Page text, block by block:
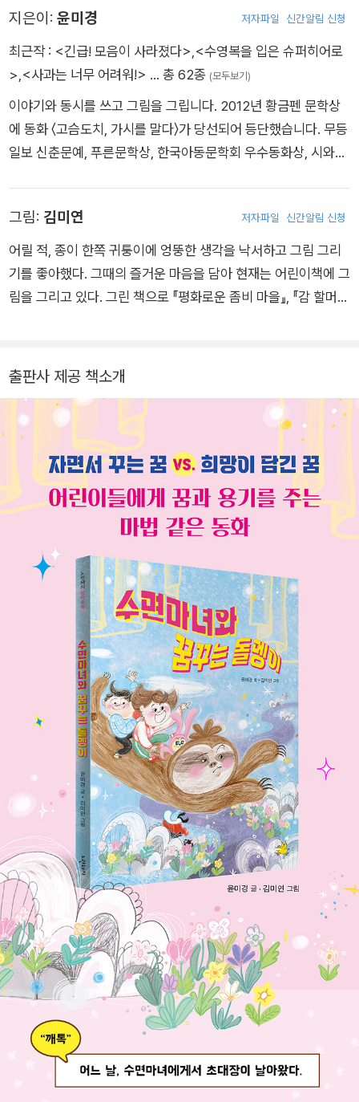
“나, 집에 가고 싶어. 네가 데려왔으니까 다시 집으로 돌려보내
줘!”
지은이: 윤미경 저자파일 신간알림 신청
최근작 : <긴급! 모음이 사라졌다> <수영복을 입은 슈퍼히어로
> <사과는 너무 어려워!> … 총 62종 (모두보기)
이야기와 동시를 쓰고 그림을 그립니다. 2012년 황금펜 문학상
에 동화 〈고슴도치, 가시를 말다〉가 당선되어 등단했습니다. 무등
일보 신춘문예, 푸른문학상, 한국아동문학회 우수동화상, 시와경
시집 《쌤통이다, 달님》, 《반짝반짝 별찌》, 동화책 《거절은 너무
어려워!》, 《짱돌 던지는 아이》, 청소년 소설 《얼룩말 무늬를 신은
아이》, 그림책 《눈먼 고래》, 《우리는 어린이예요》 등 여러 권이
있습니다.
그림: 김미연 저자파일 신간알림 신청
어릴 적, 종이 한쪽 귀퉁이에 엉뚱한 생각을 낙서하고 그림 그리
기를 좋아했다. 그때의 즐거운 마음을 담아 현재는 어린이책에 그
림을 그리고 있다. 그린 책으로 『평화로운 좀비 마을』, 『감 할머니
등이 있다.
출판사 제공 책소개